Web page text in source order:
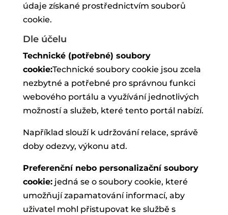
údaje získané prostřednictvím souborů
cookie.
Dle účelu
Technické (potřebné) soubory
cookie:Technické soubory cookie jsou zcela
nezbytné a potřebné pro správnou funkci
webového portálu a využívání jednotlivých
možností a služeb, které tento portál nabízí.
Například slouží k udržování relace, správě
doby odezvy, výkonu atd.
Preferenční nebo personalizační soubory
cookie:jedná se o soubory cookie, které
umožňují zapamatování informací, aby
uživatel mohl přistupovat ke službě s